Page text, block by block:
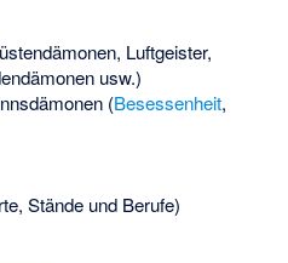
Luftgeister,
usw.)
(Besessenheit,
Stände und Berufe)